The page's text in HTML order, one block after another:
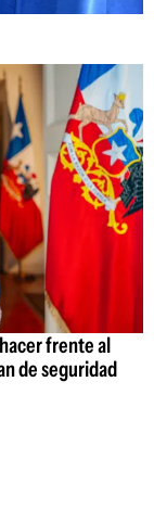
frente al
de seguridad